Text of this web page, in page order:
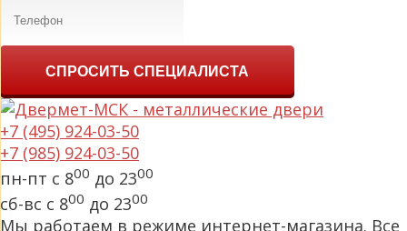
СПРОСИТЬ СПЕЦИАЛИСТА
+7 (495) 924-03-50
+7 (985) 924-03-50
пн-пт с 800 до 2300
сб-вс с 800 до 2300
Мы работаем в режиме интернет-магазина. Все